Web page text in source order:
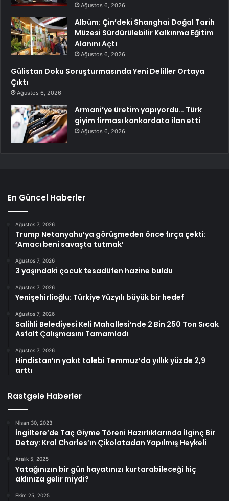
Ağustos 6, 2026
Albüm: Çin’deki Shanghai Doğal Tarih
Müzesi Sürdürülebilir Kalkınma Eğitim
Alanını Açtı
Ağustos 6, 2026
Gülistan Doku Soruşturmasında Yeni Deliller Ortaya
Çıktı
Ağustos 6, 2026
Armani’ye üretim yapıyordu… Türk
giyim firması konkordato ilan etti
Ağustos 6, 2026
En Güncel Haberler
Ağustos 7, 2026
Trump Netanyahu’ya görüşmeden önce fırça çekti:
‘Amacı beni savaşta tutmak’
Ağustos 7, 2026
3 yaşındaki çocuk tesadüfen hazine buldu
Ağustos 7, 2026
Yenişehirlioğlu: Türkiye Yüzyılı büyük bir hedef
Ağustos 7, 2026
Salihli Belediyesi Keli Mahallesi’nde 2 Bin 250 Ton Sıcak
Asfalt Çalışmasını Tamamladı
Ağustos 7, 2026
Hindistan’ın yakıt talebi Temmuz’da yıllık yüzde 2,9
arttı
Rastgele Haberler
Nisan 30, 2023
İngiltere’de Taç Giyme Töreni Hazırlıklarında İlginç Bir
Detay: Kral Charles’ın Çikolatadan Yapılmış Heykeli
Aralık 5, 2025
Yatağınızın bir gün hayatınızı kurtarabileceği hiç
aklınıza gelir miydi?
Ekim 25, 2025